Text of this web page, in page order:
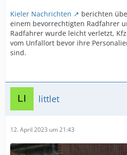
Kieler Nachrichten
berichten
einem bevorrechtigten Radfahrer
Radfahrer wurde leicht verletzt,
vom Unfallort bevor ihre
sind.
littlet
12. April 2023 um 21:43